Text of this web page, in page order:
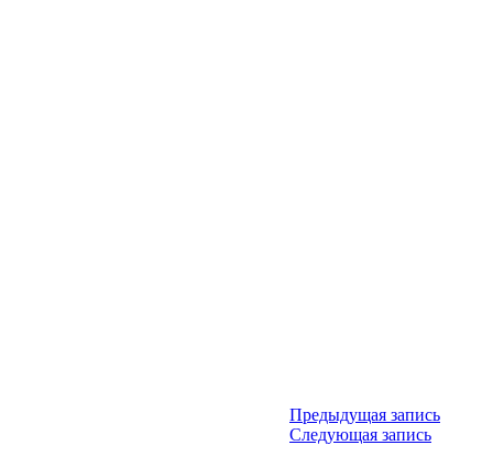
Предыдущая запись
Следующая запись